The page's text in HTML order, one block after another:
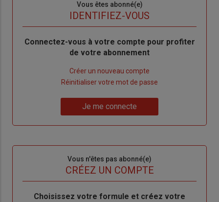
Vous êtes abonné(e)
IDENTIFIEZ-VOUS
Body
Connectez-vous à votre compte pour profiter
de votre abonnement
Créer un nouveau compte
de
Réinitialiser votre mot de passe
me
Je me connecte
Vous n'êtes pas abonné(e)
CRÉEZ UN COMPTE
BodyChoisissez votre formule et créez votre